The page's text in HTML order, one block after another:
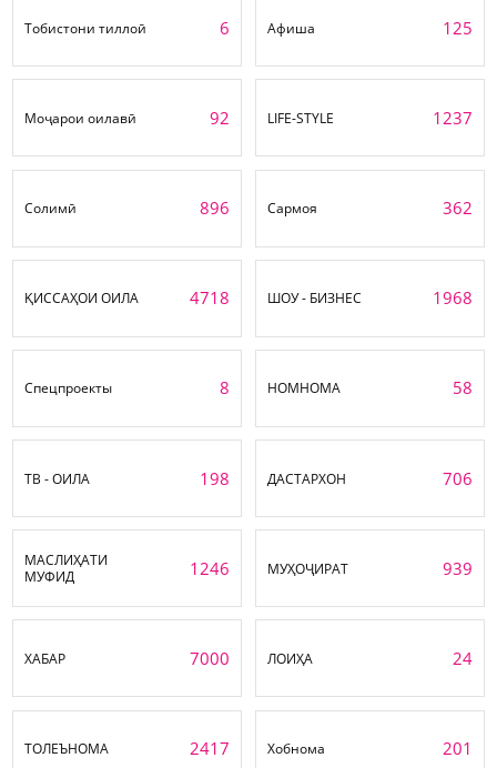
Тобистони тиллоӣ 6 Афиша 125
Моҷарои оилавӣ 92 LIFE-STYLE 1237
Солимӣ 896 Сармоя 362
ҚИССАҲОИ ОИЛА 4718 ШОУ - БИЗНЕС 1968
Спецпроекты 8 НОМНОМА 58
ТВ - ОИЛА 198 ДАСТАРХОН 706
МАСЛИҲАТИ
МУФИД
1246 МУҲОҶИРАТ 939
ХАБАР 7000 ЛОИҲА 24
ТОЛЕЪНОМА 2417 Хобнома 201